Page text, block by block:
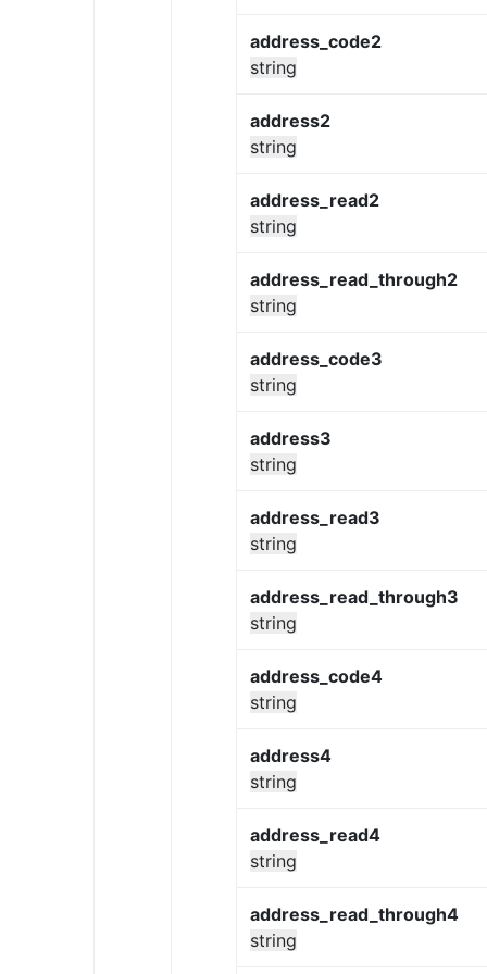
address_code2
string
address2
string
address_read2
string
address_read_through2
string
address_code3
string
address3
string
address_read3
string
address_read_through3
string
address_code4
string
address4
string
address_read4
string
address_read_through4
string